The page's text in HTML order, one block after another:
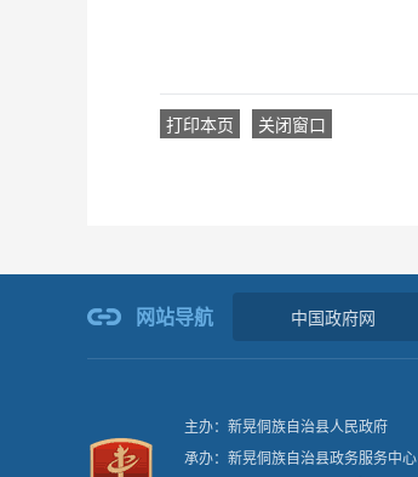
打印本页 关闭窗口
网站导航 中国政府网
主办：新晃侗族自治县人民政府
承办：新晃侗族自治县政务服务中心